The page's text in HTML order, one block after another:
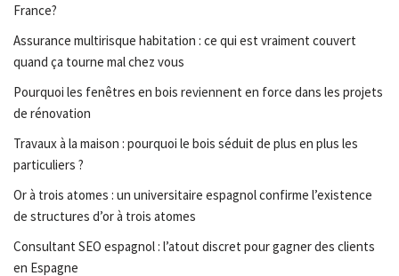
France?
Assurance multirisque habitation : ce qui est vraiment couvert
quand ça tourne mal chez vous
Pourquoi les fenêtres en bois reviennent en force dans les projets
de rénovation
Travaux à la maison : pourquoi le bois séduit de plus en plus les
particuliers ?
Or à trois atomes : un universitaire espagnol confirme l’existence
de structures d’or à trois atomes
Consultant SEO espagnol : l’atout discret pour gagner des clients
en Espagne